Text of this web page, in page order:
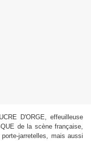
D'ORGE, effeuilleuse
de la scène française,
jarretelles, mais aussi